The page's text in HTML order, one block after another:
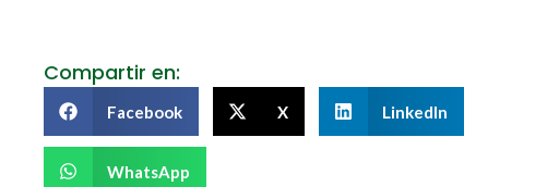
Compartir en:
Facebook X LinkedIn
WhatsApp